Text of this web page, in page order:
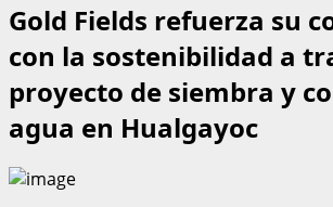
Gold Fields refuerza su
con la sostenibilidad a
proyecto de siembra y
agua en Hualgayoc